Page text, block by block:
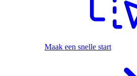
Maak een snelle start